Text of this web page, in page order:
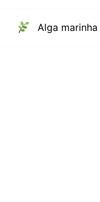
Alga marinha